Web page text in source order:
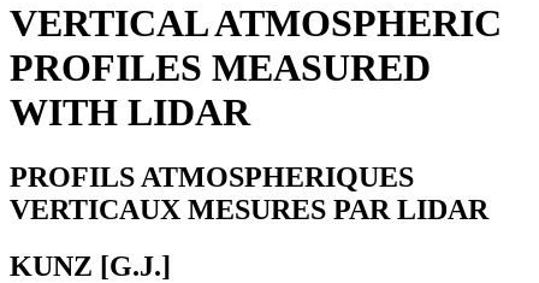
VERTICAL ATMOSPHERIC
PROFILES MEASURED
WITH LIDAR
PROFILS ATMOSPHERIQUES
VERTICAUX MESURES PAR LIDAR
KUNZ [G.J.]